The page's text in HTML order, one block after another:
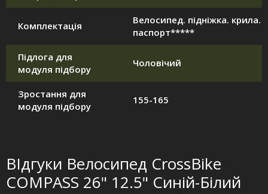
Комплектація
Велосипед. підніжка. крила.
паспорт*****
Підлога для
модуля підбору
Чоловічий
Зростання для
модуля підбору
155-165
ВІдгуки Велосипед CrossBike
COMPASS 26" 12.5" Синій-Білий